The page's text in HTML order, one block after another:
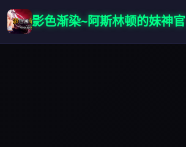
影色渐染~阿斯林顿的妹神官